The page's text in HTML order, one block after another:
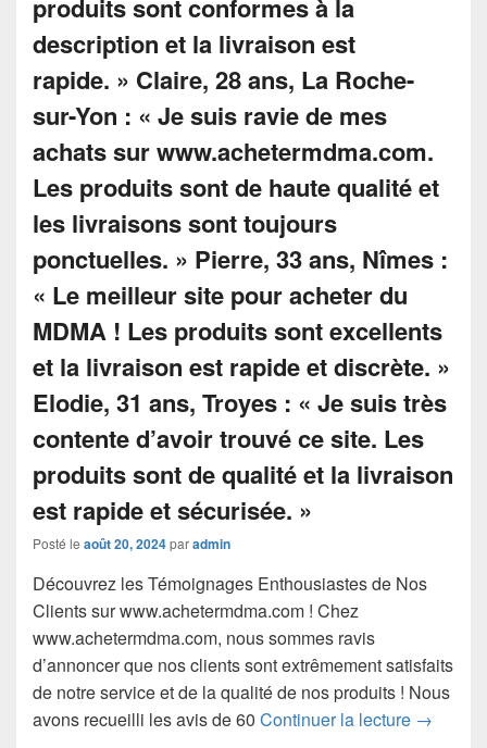
Posté le août 20, 2024paradmin
Découvrez les Témoignages Enthousiastes de Nos
Clients sur www.achetermdma.com ! Chez
www.achetermdma.com, nous sommes ravis
d’annoncer que nos clients sont extrêmement satisfaits
de notre service et de la qualité de nos produits ! Nous
avons recueilli les avis de 60 Continuer la lecture →